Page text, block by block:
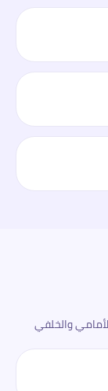
والخلفي